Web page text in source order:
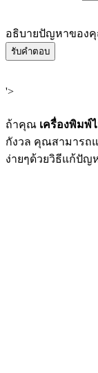
อธิบายปัญหาของ
รับคำตอบ
'>
ถ้าคุณ เครื่องพิมพ์
กังวล คุณสามารถ
ง่ายๆด้วยวิธีแก้ปัญ